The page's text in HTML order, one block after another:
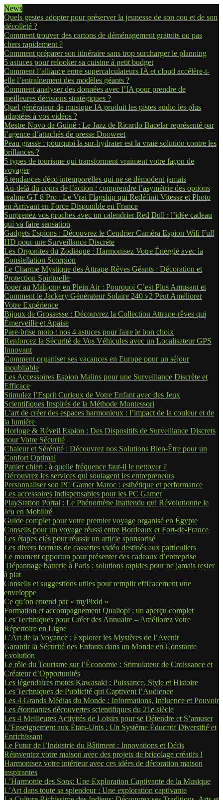
News
Quels gestes adopter pour préserver la jeunesse de son cou et de son
décolleté ?
Comment trouver des cartons de déménagement gratuits ou pas
chers rapidement ?
Comment préparer son itinéraire sans trop surcharger le planning
5 astuces pour relooker sa cuisine à petit budget
Comment l’alliance entre supercalculateurs IA et cloud accélère-t-
elle l’entraînement des modèles géants ?
Comment analyser des données avec l’IA pour prendre de
meilleures décisions stratégiques ?
Quel générateur de musique IA produit les pistes audio les plus
adaptées à vos vidéos ?
Mestre Novo da Guiné : Le Jazz de Ricardo Bacelar représenté par
l’agence d’attachés de presse Dooweet
Peau grasse : pourquoi la sur-hydrater est la vraie solution contre les
brillances ?
5 types de tourisme qui transforment vraiment votre façon de
voyager
6 tendances déco intemporelles qui ne se démodent jamais
Au-delà du cours de l’action : comprendre l’asymétrie des options
realme GT 8 Pro : Le Vrai Flagship qui Redéfinit Vitesse et Photo
en Arrivant en Force Disponible en France
Surprenez vos proches avec un calendrier Red Bull : l’idée cadeau
qui va faire sensation
Gadgets Espions : Découvrez le Cendrier Caméra Espion Wifi Full
HD pour une Surveillance Discrète
Les Orgonites du Zodiaque : Harmonisez Votre Énergie avec la
Constellation Scorpion
Le Charme Mystique des Attrape-Rêves Géants : Décoration et
Protection Spirituelle
Jouer au Mahjong en Plein Air : Pourquoi C’est Plus Amusant et
Comment le Jackery Générateur Solaire 240 v2 Peut Améliorer
Votre Expérience
Bijoux de Grossesse : Découvrez la Collection Attrape-rêves qui
Émerveille et Apaise
Pare-brise moto : nos 4 astuces pour faire le bon choix
Renforcez la Sécurité de Vos Véhicules avec un Localisateur GPS
Innovant
Comment organiser ses vacances en Europe pour un séjour
inoubliable
Les Accessoires Espion Malins pour une Surveillance Discrète et
Efficace
Stimulez l’Esprit Curieux de Votre Enfant avec des Jeux
Scientifiques Inspirés de la Méthode Montessori
L’art de créer des espaces harmonieux : l’impact de la couleur et de
la lumière
Horloge & Réveil Espion : Des Dispositifs de Surveillance Discrets
pour Votre Sécurité
Chaleur et Sérénité : Découvrez nos Solutions Bien-Être pour un
Confort Optimal
Panier chien : à quelle fréquence faut-il le nettoyer ?
Découvrez les services qui soulagent les entrepreneurs
Personnaliser son PC Gamer Maroc : esthétique et performance
Les accessoires indispensables pour les PC Gamer
PlayStation Portal : Le Phénomène Inattendu qui Révolutionne le
Jeu en Mobilité
Guide complet pour votre premier voyage organisé en Égypte
Conseils pour un voyage réussi entre Bordeaux et Fort-de-France
Les étapes clés pour réussir un article sponsorisé
Les divers formats de cassettes vidéo destinés aux particuliers
Le moment opportun pour présenter des cadeaux d’entreprise
Dépannage batterie à Paris : solutions rapides pour ne jamais rester
à plat
Conseils et suggestions utiles pour remplir efficacement une
enveloppe
Ce qu’on entend par « myPixid »
Formation et accompagnement Qualiopi : un aperçu complet
Les Techniques pour Créer des Annuaire – Améliorez votre
Répertoire en Ligne
L’Art de la Voyance : Explorer les Mystères de l’Avenir
Garantir la Sécurité des Enfants dans un Monde en Constante
Évolution
Le rôle du Tourisme sur l’Économie : Stimulateur de Croissance et
Créateur d’Opportunités
Les légendaires motos Kawasaki : Puissance, Style et Histoire
Les Techniques de Publicité qui Captivent l’Audience
Les 4 Grands Médias du Monde : Informations, Influence et Pouvoir
Les étonnantes découvertes scientifiques du 21e siècle
Les 4 Meilleures Activités de Loisirs pour se Détendre et S’amuser
L’Enseignement aux États-Unis : Un Système Éducatif Diversifié et
Enrichissant
Le Futur de l’Industrie du Bâtiment : Innovations et Défis
Réinventez votre maison avec des projets de bricolage créatifs !
Harmonisez votre intérieur avec ces idées de décoration maison
inspirantes
L’Harmonie des Sons: Une Exploration Captivante de la Musique
L’Art dans toute sa splendeur : Une exploration captivante